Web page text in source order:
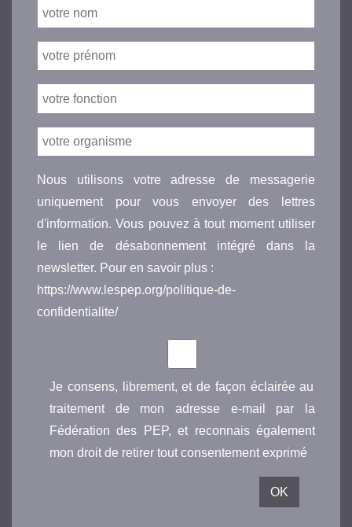
Nous utilisons votre adresse de messagerie
uniquement pour vous envoyer des lettres
d'information. Vous pouvez à tout moment utiliser
le lien de désabonnement intégré dans la
newsletter. Pour en savoir plus :
https://www.lespep.org/politique-de-
confidentialite/
Je consens, librement, et de façon éclairée au
traitement de mon adresse e-mail par la
Fédération des PEP, et reconnais également
mon droit de retirer tout consentement exprimé